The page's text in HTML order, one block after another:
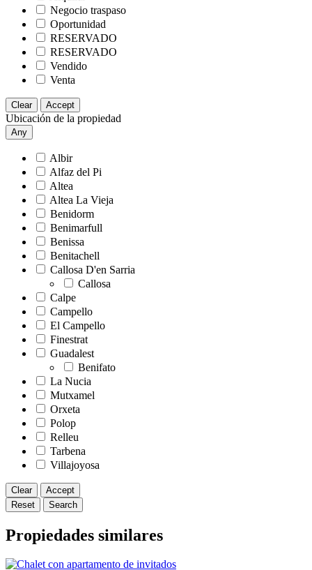
Negocio traspaso
Oportunidad
RESERVADO
RESERVADO
Vendido
Venta
Clear Accept
Ubicación de la propiedad
Any
Albir
Alfaz del Pi
Altea
Altea La Vieja
Benidorm
Benimarfull
Benissa
Benitachell
Callosa D'en Sarria
Callosa
Calpe
Campello
El Campello
Finestrat
Guadalest
Benifato
La Nucia
Mutxamel
Orxeta
Polop
Relleu
Tarbena
Villajoyosa
Clear
Accept
Reset
Search
Propiedades similares